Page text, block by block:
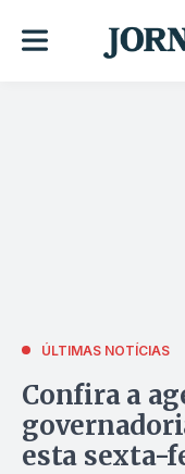
ÚLTIMAS NOTÍCIAS
Confira a
esta sexta-